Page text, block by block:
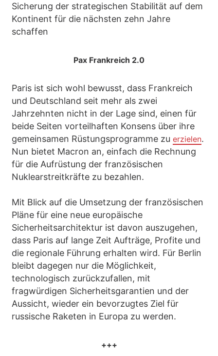
Sicherung der strategischen Stabilität auf dem
Kontinent für die nächsten zehn Jahre
schaffen
Pax Frankreich 2.0
Paris ist sich wohl bewusst, dass Frankreich
und Deutschland seit mehr als zwei
Jahrzehnten nicht in der Lage sind, einen für
beide Seiten vorteilhaften Konsens über ihre
gemeinsamen Rüstungsprogramme zu erzielen.
Nun bietet Macron an, einfach die Rechnung
für die Aufrüstung der französischen
Nuklearstreitkräfte zu bezahlen.
Mit Blick auf die Umsetzung der französischen
Pläne für eine neue europäische
Sicherheitsarchitektur ist davon auszugehen,
dass Paris auf lange Zeit Aufträge, Profite und
die regionale Führung erhalten wird. Für Berlin
bleibt dagegen nur die Möglichkeit,
technologisch zurückzufallen, mit
fragwürdigen Sicherheitsgarantien und der
Aussicht, wieder ein bevorzugtes Ziel für
russische Raketen in Europa zu werden.
+++